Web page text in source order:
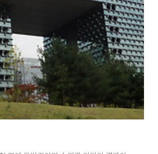
의왕의 경계 자전거 길을 따라 계속 가면
천과 학의천 합수부, 안양천에 유일하게
들이 많이 찾는 곳이다. 일종의 자전거 라